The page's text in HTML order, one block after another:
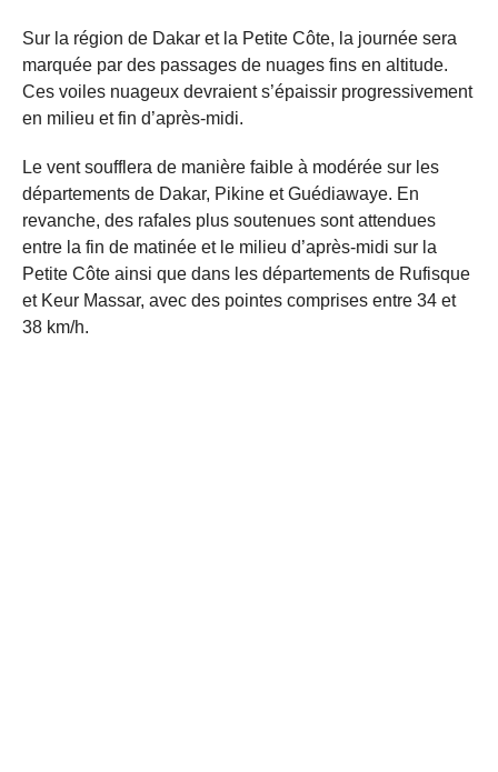
Sur la région de Dakar et la Petite Côte, la journée sera
marquée par des passages de nuages fins en altitude.
Ces voiles nuageux devraient s’épaissir progressivement
en milieu et fin d’après-midi.
Le vent soufflera de manière faible à modérée sur les
départements de Dakar, Pikine et Guédiawaye. En
revanche, des rafales plus soutenues sont attendues
entre la fin de matinée et le milieu d’après-midi sur la
Petite Côte ainsi que dans les départements de Rufisque
et Keur Massar, avec des pointes comprises entre 34 et
38 km/h.